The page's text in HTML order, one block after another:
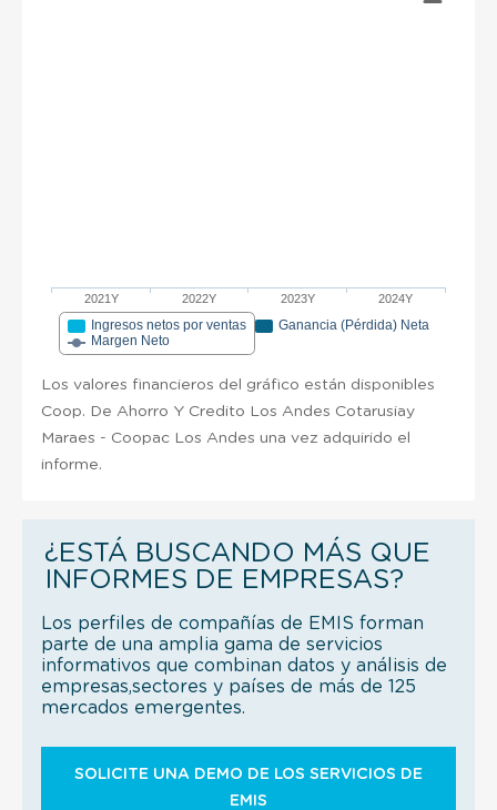
2021Y 2022Y 2023Y 2024Y
Ingresos netos por ventas
Ganancia (Pérdida) Neta
Margen Neto
Los valores financieros del gráfico están disponibles
Coop. De Ahorro Y Credito Los Andes Cotarusiay
Maraes - Coopac Los Andes una vez adquirido el
informe.
¿ESTÁ BUSCANDO MÁS QUE
INFORMES DE EMPRESAS?
Los perfiles de compañías de EMIS forman
parte de una amplia gama de servicios
informativos que combinan datos y análisis de
empresas,sectores y países de más de 125
mercados emergentes.
SOLICITE UNA DEMO DE LOS SERVICIOS DE
EMIS